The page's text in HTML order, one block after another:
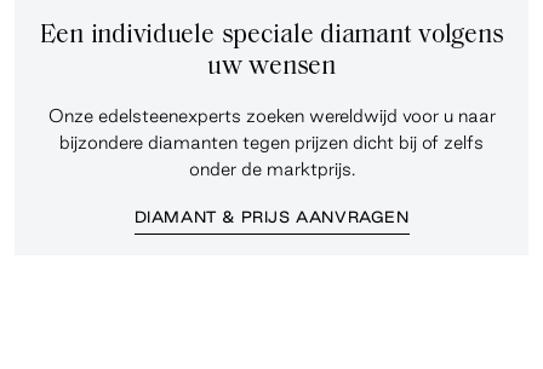
Een individuele speciale diamant volgens
uw wensen
Onze edelsteenexperts zoeken wereldwijd voor u naar
bijzondere diamanten tegen prijzen dicht bij of zelfs
onder de marktprijs.
DIAMANT & PRIJS AANVRAGEN